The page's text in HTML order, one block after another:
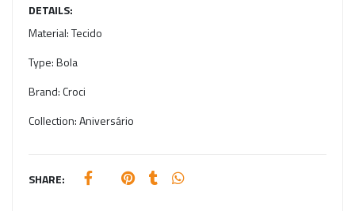
DETAILS:
Material:Tecido
Type:Bola
Brand:Croci
Collection:Aniversário
SHARE: